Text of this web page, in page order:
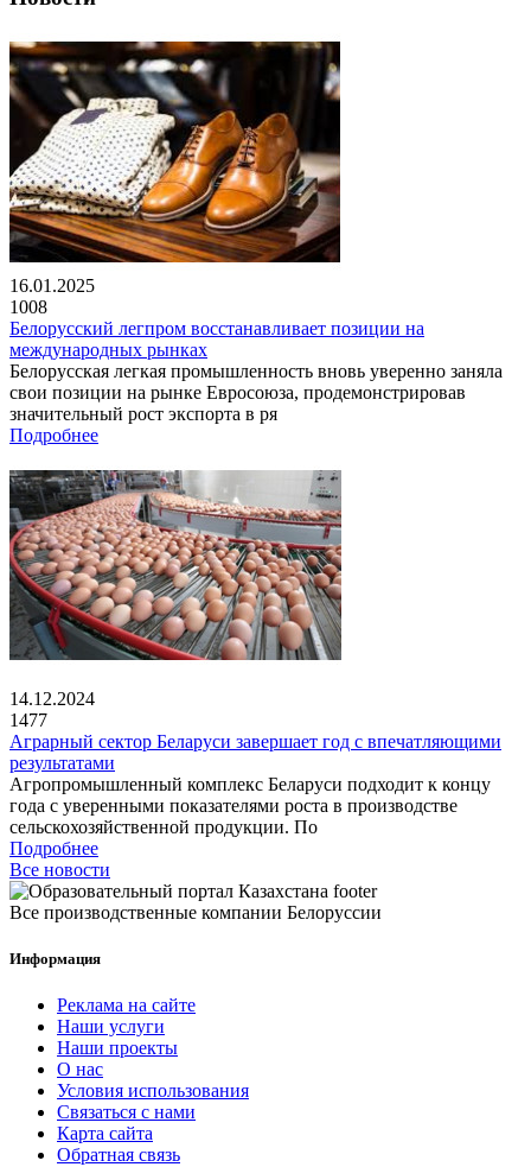
16.01.2025
1008
Белорусский легпром восстанавливает позиции на
международных рынках
Белорусская легкая промышленность вновь уверенно заняла
свои позиции на рынке Евросоюза, продемонстрировав
значительный рост экспорта в ря
Подробнее
14.12.2024
1477
Аграрный сектор Беларуси завершает год с впечатляющими
результатами
Агропромышленный комплекс Беларуси подходит к концу
года с уверенными показателями роста в производстве
сельскохозяйственной продукции. По
Подробнее
Все новости
Все производственные компании Белоруссии
Информация
Реклама на сайте
Наши услуги
Наши проекты
О нас
Условия использования
Связаться с нами
Карта сайта
Обратная связь